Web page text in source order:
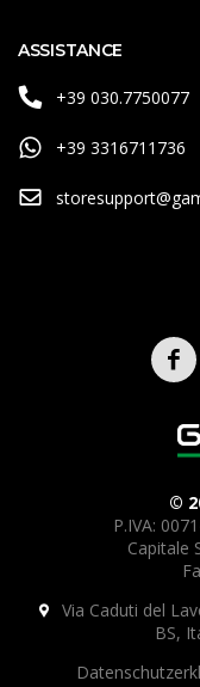
ASSISTANCE
+39 030.7750077
+39 3316711736
©
P.IVA:
Capitale
Via Caduti del
BS,